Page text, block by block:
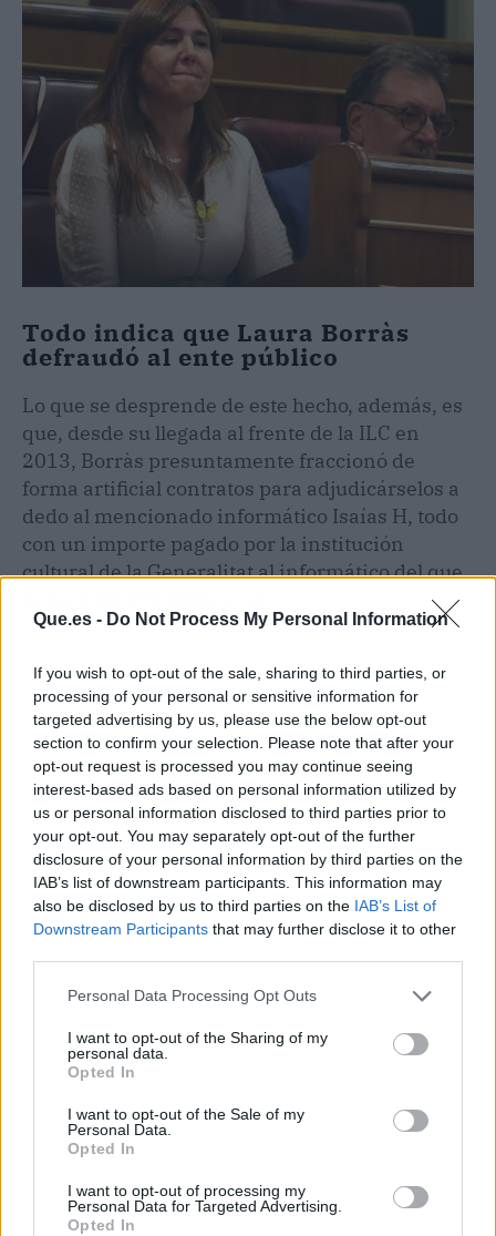
Que.es - Do Not Process My Personal Information
If you wish to opt-out of the sale, sharing to third parties, or
processing of your personal or sensitive information for
targeted advertising by us, please use the below opt-out
section to confirm your selection. Please note that after your
opt-out request is processed you may continue seeing
interest-based ads based on personal information utilized by
us or personal information disclosed to third parties prior to
your opt-out. You may separately opt-out of the further
disclosure of your personal information by third parties on the
IAB’s list of downstream participants. This information may
also be disclosed by us to third parties on the IAB’s List of
Downstream Participants that may further disclose it to other
Personal Data Processing Opt Outs
I want to opt-out of the Sharing of my
personal data.
Opted In
I want to opt-out of the Sale of my
Personal Data.
Opted In
I want to opt-out of processing my
Personal Data for Targeted Advertising.
Opted In
Todo indica que Laura Borràs
defraudó al ente público
Lo que se desprende de este hecho, además, es
que, desde su llegada al frente de la ILC en
2013, Borràs presuntamente fraccionó de
forma artificial contratos para adjudicárselos a
dedo al mencionado informático Isaías H, todo
con un importe pagado por la institución
cultural de la Generalitat al informático del que